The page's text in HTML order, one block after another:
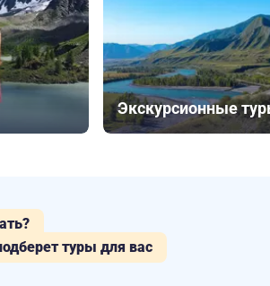
Экскурсионные
туры для вас